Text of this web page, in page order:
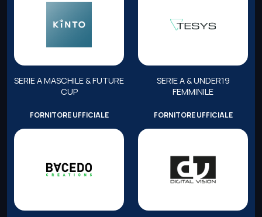
SERIE A MASCHILE & FUTURE
CUP
SERIE A & UNDER19
FEMMINILE
FORNITORE UFFICIALE FORNITORE UFFICIALE